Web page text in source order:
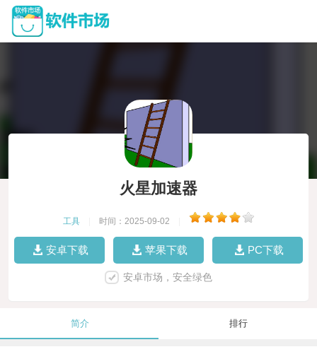
火星加速器
工具 时间：2025-09-02
安卓下载 苹果下载 PC下载
安卓市场，安全绿色
简介 排行